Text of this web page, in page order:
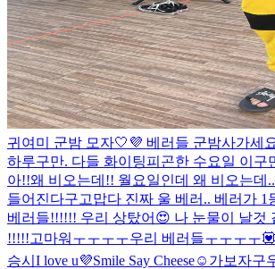
귀여미 군밤 모자🤍💜 베러들 군밤사가세요
하루구만. 다들 화이팅피곤한 수요일 이구
아!!왜 비오는데!! 월요일인데 왜 비오는데
들어진다구고맙다 진짜 울 베러.. 베러가
베러들!!!!!! 우리 상탔어😍 나 눈물이 날것
!!!!!고마워ㅜㅜㅜㅜ우리 베러들ㅜㅜㅜㅜ
승시 I love u💜Smile Say Cheese☺️ 가보자구